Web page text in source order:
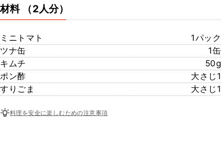
材料 （2人分）
ミニトマト
1パック
ツナ缶
1缶
キムチ
50g
ポン酢
大さじ1
すりごま
大さじ1
料理を安全に楽しむための注意事項